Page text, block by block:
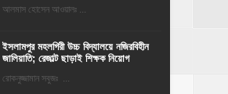
আলমাস হোসেন আওয়ালঃ ...
​ইসলামপুর মহলগিরী উচ্চ বিদ্যালয়ে নজিরবিহীন
জালিয়াতি; রেজাল্ট ছাড়াই শিক্ষক নিয়োগ
রোকনুজ্জামান সবুজঃ ...